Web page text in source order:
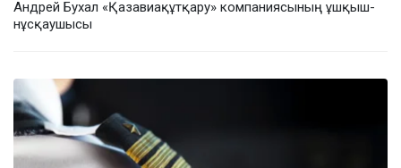
Андрей Бухал «Қазавиақұтқару» компаниясының ұшқыш-
нұсқаушысы